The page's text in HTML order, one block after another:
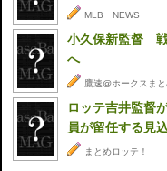
MLB NEWS
小久保新監督 戦
へ
鷹速@ホークスま
ロッテ吉井監督
員が留任する見
まとめロッテ！